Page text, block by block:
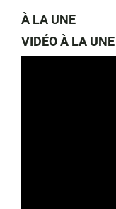
À LA UNE
VIDÉO À LA UNE